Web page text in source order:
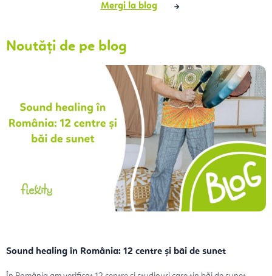
Mergi la blog
Noutăți de pe blog
Sound healing în România: 12 centre și băi de sunet